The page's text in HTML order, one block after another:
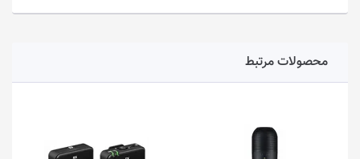
محصولات مرتبط